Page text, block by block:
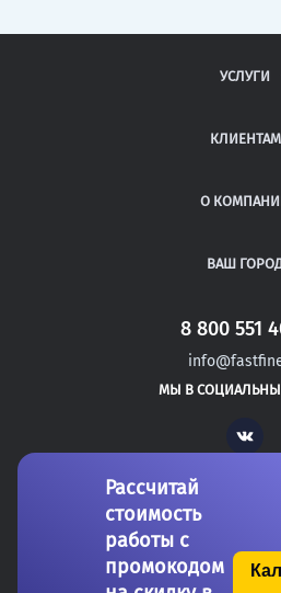
УСЛУГИ
ДИПЛОМНЫЕ
РЕФЕРАТЫ
КЛИЕНТАМ
ВОПРОСЫ И
ПОЛИТИКА
О
КОНТАКТЫ
ВАШ
САНКТ-
ЯКУТСК
ИЖЕВСК
8 800 551
МЫ В
Vk
Рассчитай
стоимость
работы с
промокодом